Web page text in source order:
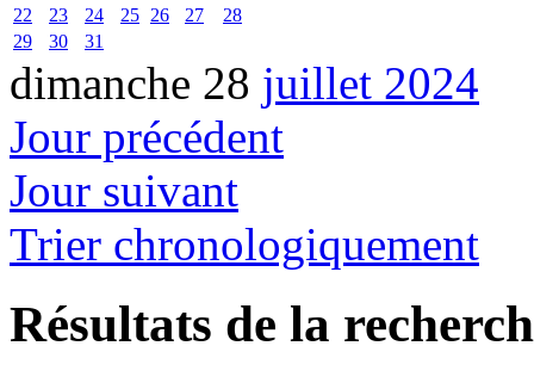
22
23 24 25 26 27
28
29
30 31
dimanche 28 juillet 2024
Jour précédent
Jour suivant
Trier chronologiquement
Résultats de la